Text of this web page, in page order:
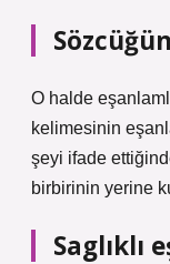
O halde
kelimesinin
şeyi ifade
birbirinin yerine
Saglıklı